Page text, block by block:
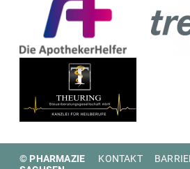
© PHARMAZIE
KONTAKT